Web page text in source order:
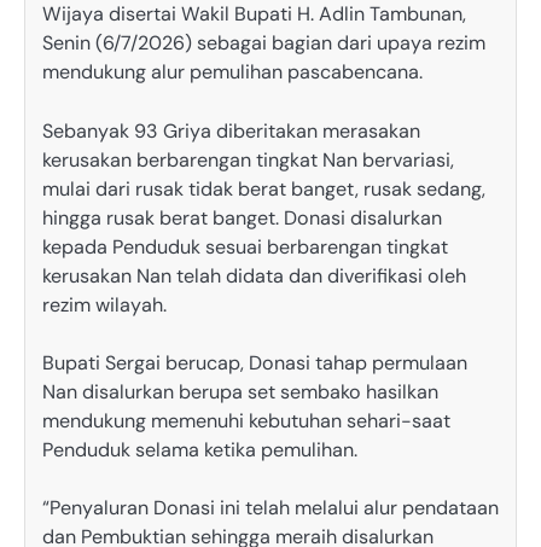
Wijaya disertai Wakil Bupati H. Adlin Tambunan,
Senin (6/7/2026) sebagai bagian dari upaya rezim
mendukung alur pemulihan pascabencana.
Sebanyak 93 Griya diberitakan merasakan
kerusakan berbarengan tingkat Nan bervariasi,
mulai dari rusak tidak berat banget, rusak sedang,
hingga rusak berat banget. Donasi disalurkan
kepada Penduduk sesuai berbarengan tingkat
kerusakan Nan telah didata dan diverifikasi oleh
rezim wilayah.
Bupati Sergai berucap, Donasi tahap permulaan
Nan disalurkan berupa set sembako hasilkan
mendukung memenuhi kebutuhan sehari-saat
Penduduk selama ketika pemulihan.
“Penyaluran Donasi ini telah melalui alur pendataan
dan Pembuktian sehingga meraih disalurkan